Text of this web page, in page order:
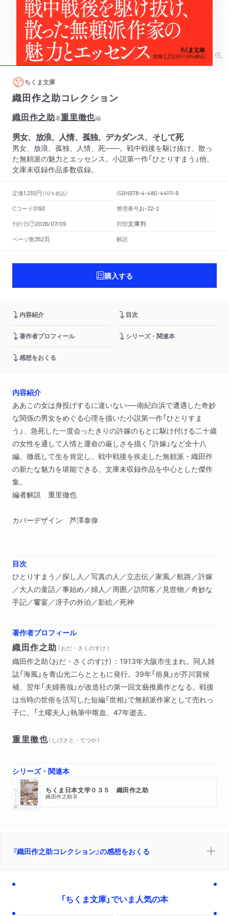
ちくま文庫
織田作之助コレクション
織田作之助著重里徹也編
男女、放浪、人情、孤独、デカダンス、そして死
男女、放浪、孤独、人情、死――。戦中戦後を駆け抜け、散っ
た無頼派の魅力とエッセンス。小説第一作「ひとりすまう」他、
文庫未収録作品多数収録。
定価1,210円 （10％税込） ISBN978-4-480-44111-9
Cコード0193 整理番号お-32-2
刊行日 2026/07/09 判型文庫判
ページ数352頁 解説
購入する
内容紹介 目次
著作者プロフィール シリーズ・関連本
感想をおくる
内容紹介
ああこの女は身投げするに違いない──南紀白浜で遭遇した奇妙
な関係の男女をめぐる心理を描いた小説第一作「ひとりすま
う」、急死した一度会ったきりの許嫁のもとに駆け付ける二十歳
の女性を通して人情と運命の厳しさを描く「許嫁」など全十八
編。徹底して生を肯定し、戦中戦後を疾走した無頼派・織田作
の新たな魅力を堪能できる、文庫未収録作品を中心とした傑作
集。
編者解説 重里徹也
カバーデザイン 芦澤泰偉
目次
ひとりすまう／探し人／写真の人／立志伝／家風／航路／許嫁
／大人の童話／事始め／婦人／周囲／訪問客／見世物／奇妙な
手記／饗宴／冴子の外泊／影絵／死神
著作者プロフィール
織田作之助 （ おだ・さくのすけ ）
織田作之助（おだ・さくのすけ）：1913年大阪市生まれ。同人雑
誌「海風」を青山光二らとともに発行。39年「俗臭」が芥川賞候
補、翌年「夫婦善哉」が改造社の第一回文藝推薦作となる。戦後
は当時の世俗を活写した短編「世相」で無頼派作家として売れっ
子に。「土曜夫人」執筆中喀血、47年逝去。
重里徹也（ しげさと・てつや ）
シリーズ・関連本
ちくま文庫 ちくま日本文学０３５ 織田作之助
織田作之助著
『織田作之助コレクション』の感想をおくる
「ちくま文庫」でいま人気の本